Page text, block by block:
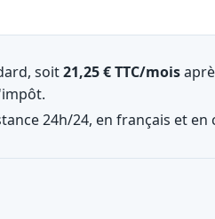
soit21,25 € TTC/mois
24h/24, en français et en